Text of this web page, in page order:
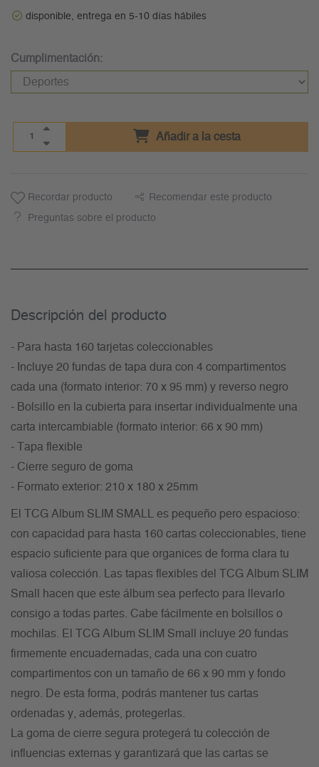
disponible, entrega en 5-10 días hábiles
Cumplimentación:
Añadir a la cesta
Recordar producto Recomendar este producto
Preguntas sobre el producto
Descripción del producto
- Para hasta 160 tarjetas coleccionables
- Incluye 20 fundas de tapa dura con 4 compartimentos
cada una (formato interior: 70 x 95 mm) y reverso negro
- Bolsillo en la cubierta para insertar individualmente una
carta intercambiable (formato interior: 66 x 90 mm)
- Tapa flexible
- Cierre seguro de goma
- Formato exterior: 210 x 180 x 25mm
El TCG Album SLIM SMALL es pequeño pero espacioso:
con capacidad para hasta 160 cartas coleccionables, tiene
espacio suficiente para que organices de forma clara tu
valiosa colección. Las tapas flexibles del TCG Album SLIM
Small hacen que este álbum sea perfecto para llevarlo
consigo a todas partes. Cabe fácilmente en bolsillos o
mochilas. El TCG Album SLIM Small incluye 20 fundas
firmemente encuadernadas, cada una con cuatro
compartimentos con un tamaño de 66 x 90 mm y fondo
negro. De esta forma, podrás mantener tus cartas
ordenadas y, además, protegerlas.
La goma de cierre segura protegerá tu colección de
influencias externas y garantizará que las cartas se